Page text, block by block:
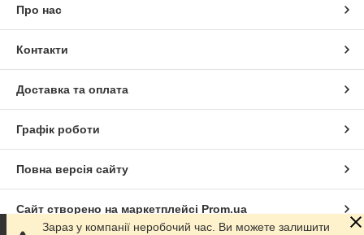
Про нас
Контакти
Доставка та оплата
Графік роботи
Повна версія сайту
Сайт створено на маркетплейсі Prom.ua
Зараз у компанії неробочий час. Ви можете залишити